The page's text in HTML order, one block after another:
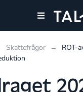
Skattefrågor →
ROT-